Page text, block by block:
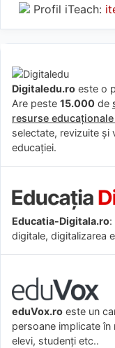
Profil iTeach:
Digitaledu.ro este o
Are peste 15.000 de
resurse
selectate, revizuite și
educației.
Educatia-Digitala.ro:
digitale, digitalizarea
eduVox.ro este un
persoane implicate
elevi, studenți etc..